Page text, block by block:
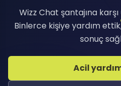
Wizz Chat şantajına karşı
Binlerce kişiye yardım
sonuç
Acil